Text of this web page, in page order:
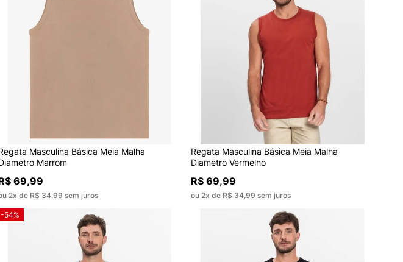
Masculina Básica Meia Malha
Marrom
69,99
2x de R$ 34,99 sem juros
Regata Masculina Básica Meia Malha
Diametro Vermelho
R$ 69,99
ou 2x de R$ 34,99 sem juros
-54%